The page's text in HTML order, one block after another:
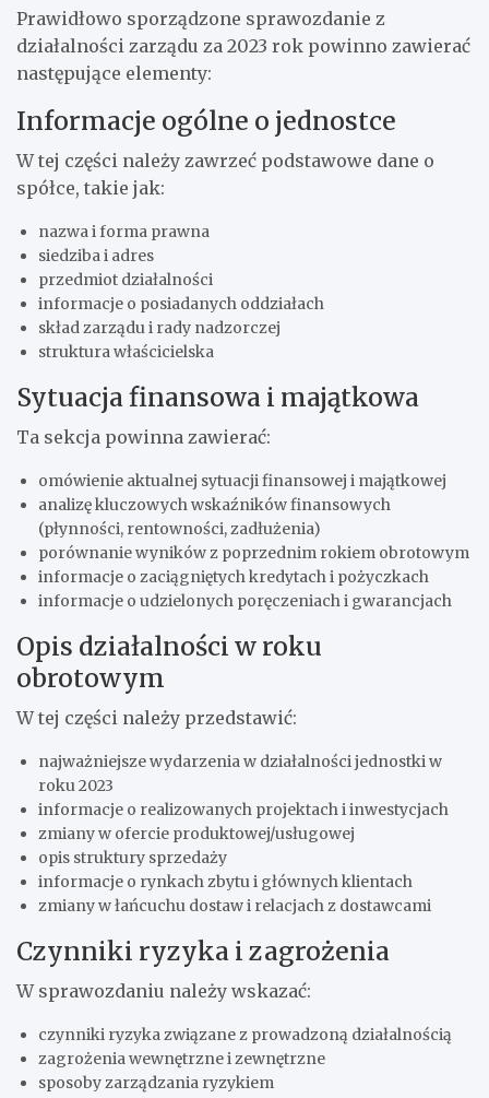
Prawidłowo sporządzone sprawozdanie z
działalności zarządu za 2023 rok powinno zawierać
następujące elementy:
Informacje ogólne o jednostce
W tej części należy zawrzeć podstawowe dane o
spółce, takie jak:
nazwa i forma prawna
siedziba i adres
przedmiot działalności
informacje o posiadanych oddziałach
skład zarządu i rady nadzorczej
struktura właścicielska
Sytuacja finansowa i majątkowa
Ta sekcja powinna zawierać:
omówienie aktualnej sytuacji finansowej i majątkowej
analizę kluczowych wskaźników finansowych
(płynności, rentowności, zadłużenia)
porównanie wyników z poprzednim rokiem obrotowym
informacje o zaciągniętych kredytach i pożyczkach
informacje o udzielonych poręczeniach i gwarancjach
Opis działalności w roku
obrotowym
W tej części należy przedstawić:
najważniejsze wydarzenia w działalności jednostki w
roku 2023
informacje o realizowanych projektach i inwestycjach
zmiany w ofercie produktowej/usługowej
opis struktury sprzedaży
informacje o rynkach zbytu i głównych klientach
zmiany w łańcuchu dostaw i relacjach z dostawcami
Czynniki ryzyka i zagrożenia
W sprawozdaniu należy wskazać:
czynniki ryzyka związane z prowadzoną działalnością
zagrożenia wewnętrzne i zewnętrzne
sposoby zarządzania ryzykiem